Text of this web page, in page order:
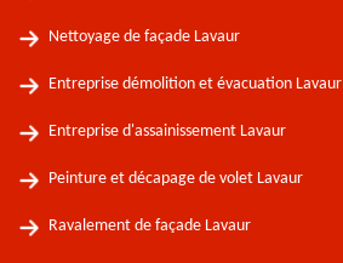
Nettoyage de façade Lavaur
Entreprise démolition et évacuation Lavaur
Entreprise d'assainissement Lavaur
Peinture et décapage de volet Lavaur
Ravalement de façade Lavaur